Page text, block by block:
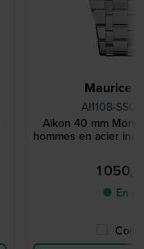
Maurice
AI1108-
Aikon 40 mm
hommes en acier
1
● En